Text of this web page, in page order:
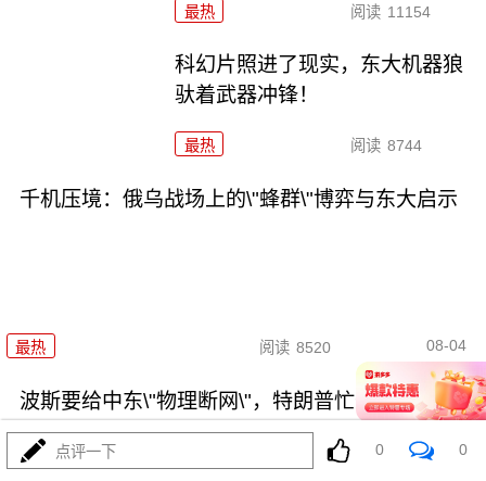
最热 阅读 11154
科幻片照进了现实，东大机器狼
驮着武器冲锋！
最热 阅读 8744
千机压境：俄乌战场上的\"蜂群\"博弈与东大启示
最热 阅读 8520 08-04
波斯要给中东\"物理断网\"，特朗普忙递橄榄枝？
点评一下 0 0